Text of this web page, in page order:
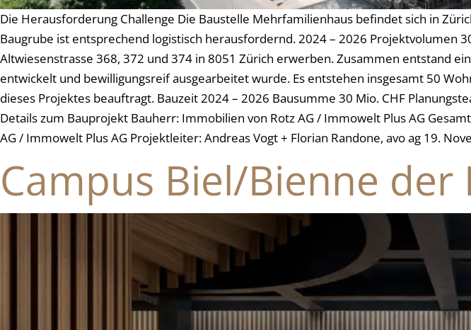
Die Herausforderung Challenge Die Baustelle Mehrfamilienhaus befindet sich in
Baugrube ist entsprechend logistisch herausfordernd. 2024 – 2026 Projektvolumen
Altwiesenstrasse 368, 372 und 374 in 8051 Zürich erwerben. Zusammen entstand
entwickelt und bewilligungsreif ausgearbeitet wurde. Es entstehen insgesamt 50
dieses Projektes beauftragt. Bauzeit 2024 – 2026 Bausumme 30 Mio. CHF
Details zum Bauprojekt Bauherr: Immobilien von Rotz AG / Immowelt Plus AG
AG / Immowelt Plus AG Projektleiter: Andreas Vogt + Florian Randone, avo ag 19.
Campus Biel/Bienne